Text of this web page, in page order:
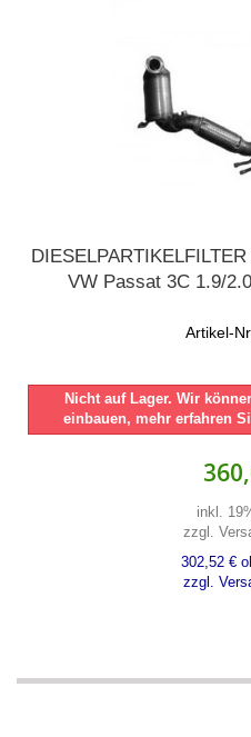
VW Passat 3C 1.9/
Artikel-
Nicht auf Lager. Wir
einbauen, mehr erfahren
inkl.
zzgl.
302,52 €
zzgl.